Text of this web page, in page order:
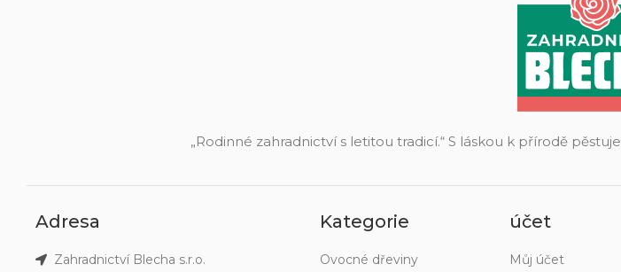
„Rodinné zahradnictví s letitou tradicí.“ S láskou k přírodě
Adresa
Zahradnictví Blecha s.r.o.
Kategorie
Ovocné dřeviny
účet
Můj účet